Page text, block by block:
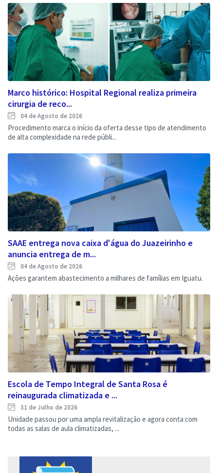
Marco histórico: Hospital Regional realiza primeira
cirurgia de reco...
04 de Agosto de 2026
Procedimento marca o início da oferta desse tipo de atendimento
de alta complexidade na rede públi...
SAAE entrega nova caixa d'água do Juazeirinho e
anuncia entrega de m...
04 de Agosto de 2026
Ações garantem abastecimento a milhares de famílias em Iguatu.
Escola de Tempo Integral de Santa Rosa é
reinaugurada climatizada e ...
31 de Julho de 2026
Unidade passou por uma ampla revitalização e agora conta com
todas as salas de aula climatizadas, ...